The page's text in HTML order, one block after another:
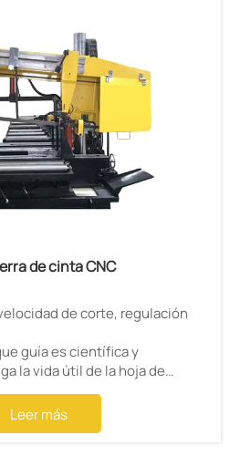
de cinta CNC
de corte, regulación
guía es científica y
la vida útil de la hoja de
de calibre de alambre
y alta precisión;
Leer más